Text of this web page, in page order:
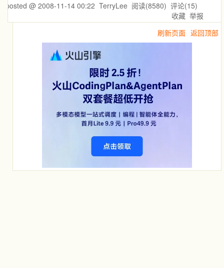
posted @ 2008-11-14 00:22 TerryLee 阅读(8580) 评论(15)
收藏 举报
刷新页面 返回顶部